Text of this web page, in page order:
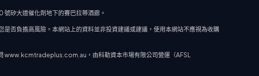
矽大道催化劑地下的賽巴拉蒂酒廊。
否負擔高風險。本網站上的資料並非投資建議或建議，使用本網站不應視為收購
www.kcmtradeplus.com.au，由科勒資本市場有限公司營運（AFSL